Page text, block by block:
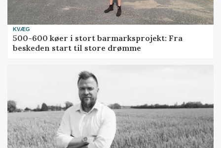
KVÆG
500-600 køer i stort barmarksprojekt: Fra
beskeden start til store drømme